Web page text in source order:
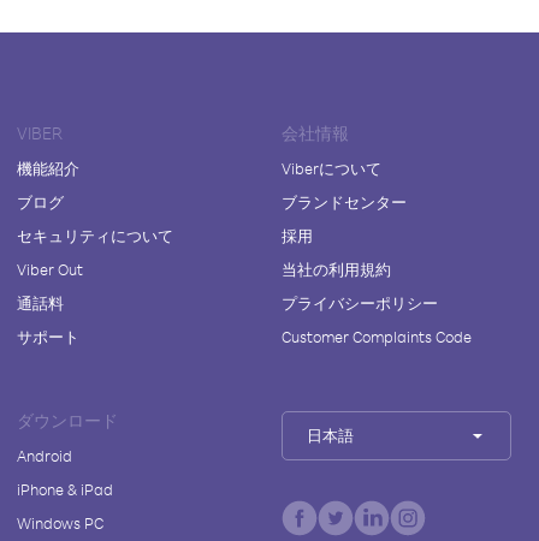
VIBER
機能紹介
ブログ
セキュリティについて
Viber Out
通話料
サポート
会社情報
Viberについて
ブランドセンター
採用
当社の利用規約
プライバシーポリシー
Customer Complaints Code
ダウンロード
Android
iPhone & iPad
Windows PC
日本語